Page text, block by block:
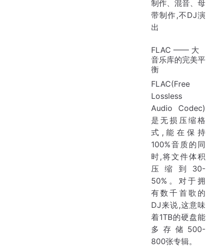
制作、混音、母
带制作,不DJ演
出
FLAC —— 大
音乐库的完美平
衡
FLAC(Free
Lossless
Audio Codec)
是无损压缩格
式,能在保持
100%音质的同
时,将文件体积
压缩到30-
50%。对于拥
有数千首歌的
DJ来说,这意味
着1TB的硬盘能
多存储500-
800张专辑。